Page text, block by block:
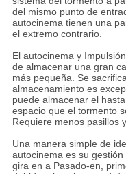
del mismo punto de
autocinema tienen una
el extremo contrario.
El autocinema y
de almacenar una gran
más pequeña. Se
almacenamiento es
puede almacenar el
espacio que el tormento
Requiere menos pasillos
Una manera simple de
autocinema es su
gira en a Pasado-en,